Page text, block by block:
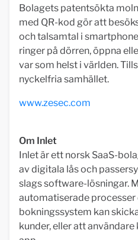
Bolagets patentsökta
med QR-kod gör att
och talsamtal i
ringer på dörren, öppna
var som helst i världen.
nyckelfria samhället.
www.zesec.com
Om Inlet
Inlet är ett norsk SaaS-
av digitala lås och
slags software-lösningar.
automatiserade
bokningssystem kan
kunder, eller att